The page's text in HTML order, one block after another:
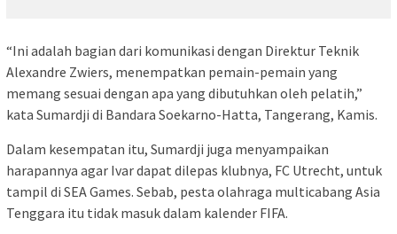
“Ini adalah bagian dari komunikasi dengan Direktur Teknik
Alexandre Zwiers, menempatkan pemain-pemain yang
memang sesuai dengan apa yang dibutuhkan oleh pelatih,”
kata Sumardji di Bandara Soekarno-Hatta, Tangerang, Kamis.
Dalam kesempatan itu, Sumardji juga menyampaikan
harapannya agar Ivar dapat dilepas klubnya, FC Utrecht, untuk
tampil di SEA Games. Sebab, pesta olahraga multicabang Asia
Tenggara itu tidak masuk dalam kalender FIFA.